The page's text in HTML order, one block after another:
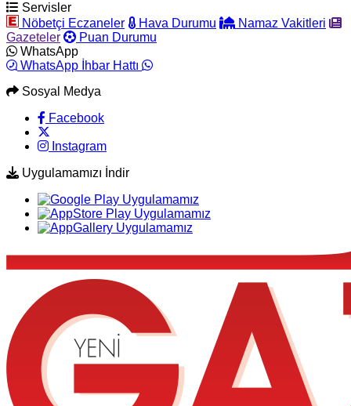
Servisler
Nöbetçi Eczaneler
Hava Durumu
Namaz Vakitleri
Gazeteler
Puan Durumu
WhatsApp
WhatsApp İhbar Hattı
Sosyal Medya
Facebook
Instagram
Uygulamamızı İndir